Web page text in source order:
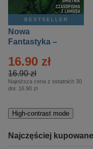
BESTSELLER
Nowa
Fantastyka –
16.90 zł
16.90 zł
Najniższa cena z ostatnich 30
dni: 16.90 zł
High-contrast mode
Najczęściej